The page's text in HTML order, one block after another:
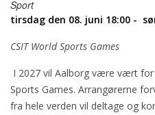
Sport
tirsdag den 08. juni 18:00 -
CSIT World Sports Games
I 2027 vil Aalborg være vært for
Sports Games. Arrangørerne
fra hele verden vil deltage og